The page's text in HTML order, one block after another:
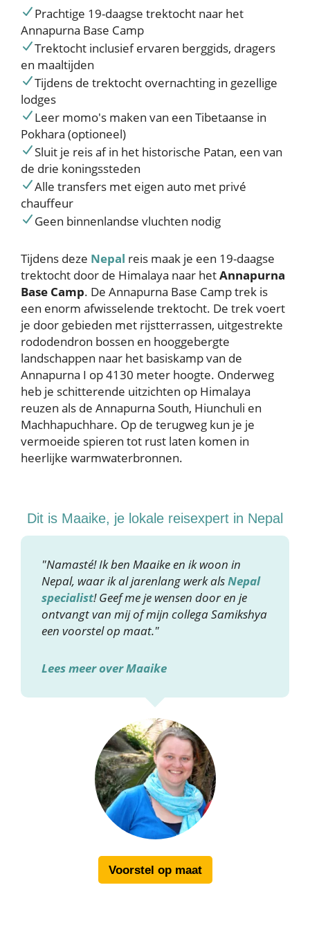
Prachtige 19-daagse trektocht naar het
Annapurna Base Camp
Trektocht inclusief ervaren berggids, dragers
en maaltijden
Tijdens de trektocht overnachting in gezellige
lodges
Leer momo's maken van een Tibetaanse in
Pokhara (optioneel)
Sluit je reis af in het historische Patan, een van
de drie koningssteden
Alle transfers met eigen auto met privé
chauffeur
Geen binnenlandse vluchten nodig
Tijdens deze Nepal reis maak je een 19-daagse
trektocht door de Himalaya naar hetAnnapurna
Base Camp. De Annapurna Base Camp trek is
een enorm afwisselende trektocht. De trek voert
je door gebieden met rijstterrassen, uitgestrekte
rododendron bossen en hooggebergte
landschappen naar het basiskamp van de
Annapurna I op 4130 meter hoogte. Onderweg
heb je schitterende uitzichten op Himalaya
reuzen als de Annapurna South, Hiunchuli en
Machhapuchhare. Op de terugweg kun je je
vermoeide spieren tot rust laten komen in
heerlijke warmwaterbronnen.
Dit is Maaike, je lokale reisexpert in Nepal
"Namasté! Ik ben Maaike en ik woon in
Nepal, waar ik al jarenlang werk alsNepal
specialist! Geef me je wensen door en je
ontvangt van mij of mijn collega Samikshya
een voorstel op maat."
Lees meer over Maaike
Voorstel op maat